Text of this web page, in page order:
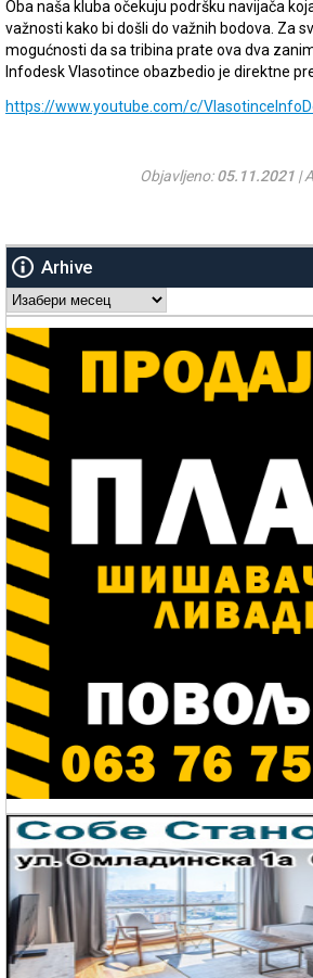
Oba naša kluba očekuju podršku navijača
važnosti kako bi došli do važnih bodova. Za
mogućnosti da sa tribina prate ova dva
Infodesk Vlasotince obazbedio je direktne
https://www.youtube.com/c/
Objavljeno:05.11.2021 |
Arhive
Arhive